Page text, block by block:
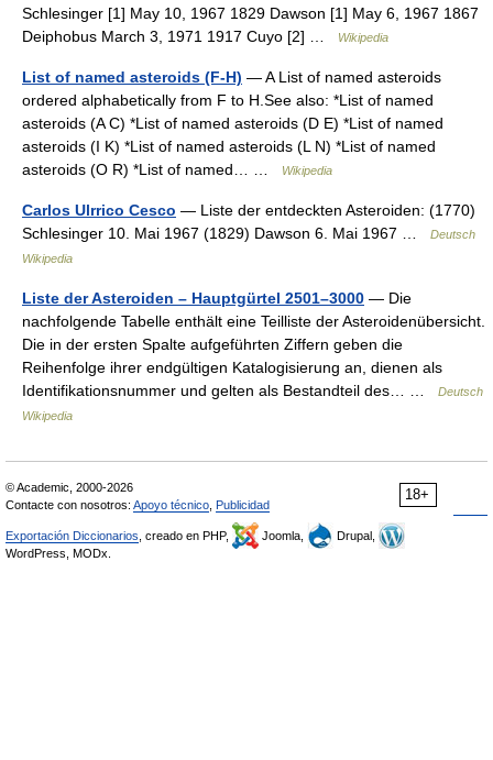
Schlesinger [1] May 10, 1967 1829 Dawson [1] May 6, 1967 1867
Deiphobus March 3, 1971 1917 Cuyo [2] …
Wikipedia
List of named asteroids (F-H) — A List of named asteroids
ordered alphabetically from F to H.See also: *List of named
asteroids (A C) *List of named asteroids (D E) *List of named
asteroids (I K) *List of named asteroids (L N) *List of named
asteroids (O R) *List of named… …
Wikipedia
Carlos Ulrrico Cesco — Liste der entdeckten Asteroiden: (1770)
Schlesinger 10. Mai 1967 (1829) Dawson 6. Mai 1967 …
Deutsch
Wikipedia
Liste der Asteroiden – Hauptgürtel 2501–3000 — Die
nachfolgende Tabelle enthält eine Teilliste der Asteroidenübersicht.
Die in der ersten Spalte aufgeführten Ziffern geben die
Reihenfolge ihrer endgültigen Katalogisierung an, dienen als
Identifikationsnummer und gelten als Bestandteil des… …
Deutsch
Wikipedia
18+
© Academic, 2000-2026
Contacte con nosotros: Apoyo técnico Publicidad
Exportación Diccionarios , creado en PHP, Joomla,
Drupal,
WordPress, MODx.